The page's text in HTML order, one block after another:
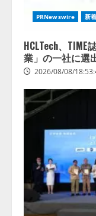
PRNewswire 新着
HCLTech、
業」の一社に選
2026/08/08/